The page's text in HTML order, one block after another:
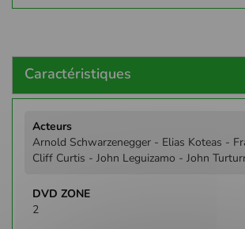
Caractéristiques
d'infos
Arnold Schwarzenegger - Elias Koteas -
Cliff Curtis - John Leguizamo - John
2